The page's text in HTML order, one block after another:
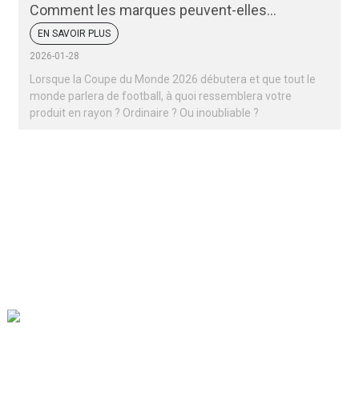
Comment les marques peuvent-elles
remporter un succès retentissant lors de la
Coupe du monde 2026 ?
EN SAVOIR PLUS
2026-01-28
Lorsque la Coupe du Monde 2026 débutera et que tout le
monde parlera de football, à quoi ressemblera votre
produit en rayon ? Ordinaire ? Ou inoubliable ?